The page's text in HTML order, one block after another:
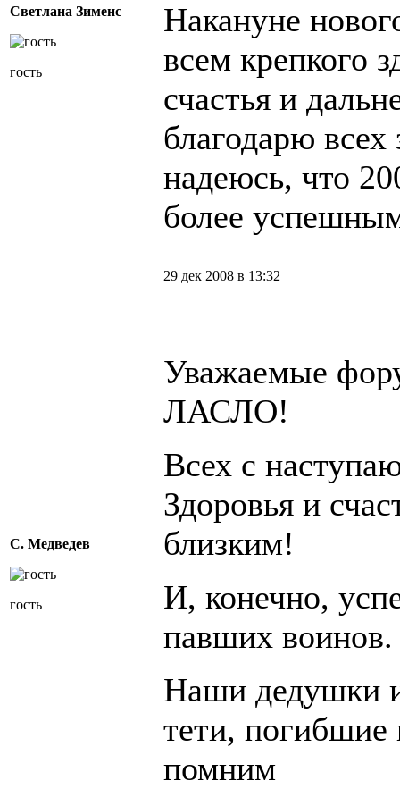
Светлана Зименс
гость
Накануне
всем крепкого
счастья и
благодарю
надеюсь, что
более
С. Медведев
гость
29 дек 2008 в 13:32
Уважаемые
ЛАСЛО!
Всех с
Здоровья и
близким!
И, конечно,
павших воинов.
Наши дедушки
тети,
помним